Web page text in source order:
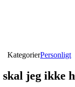
KategorierPersonligt
jeg ikke